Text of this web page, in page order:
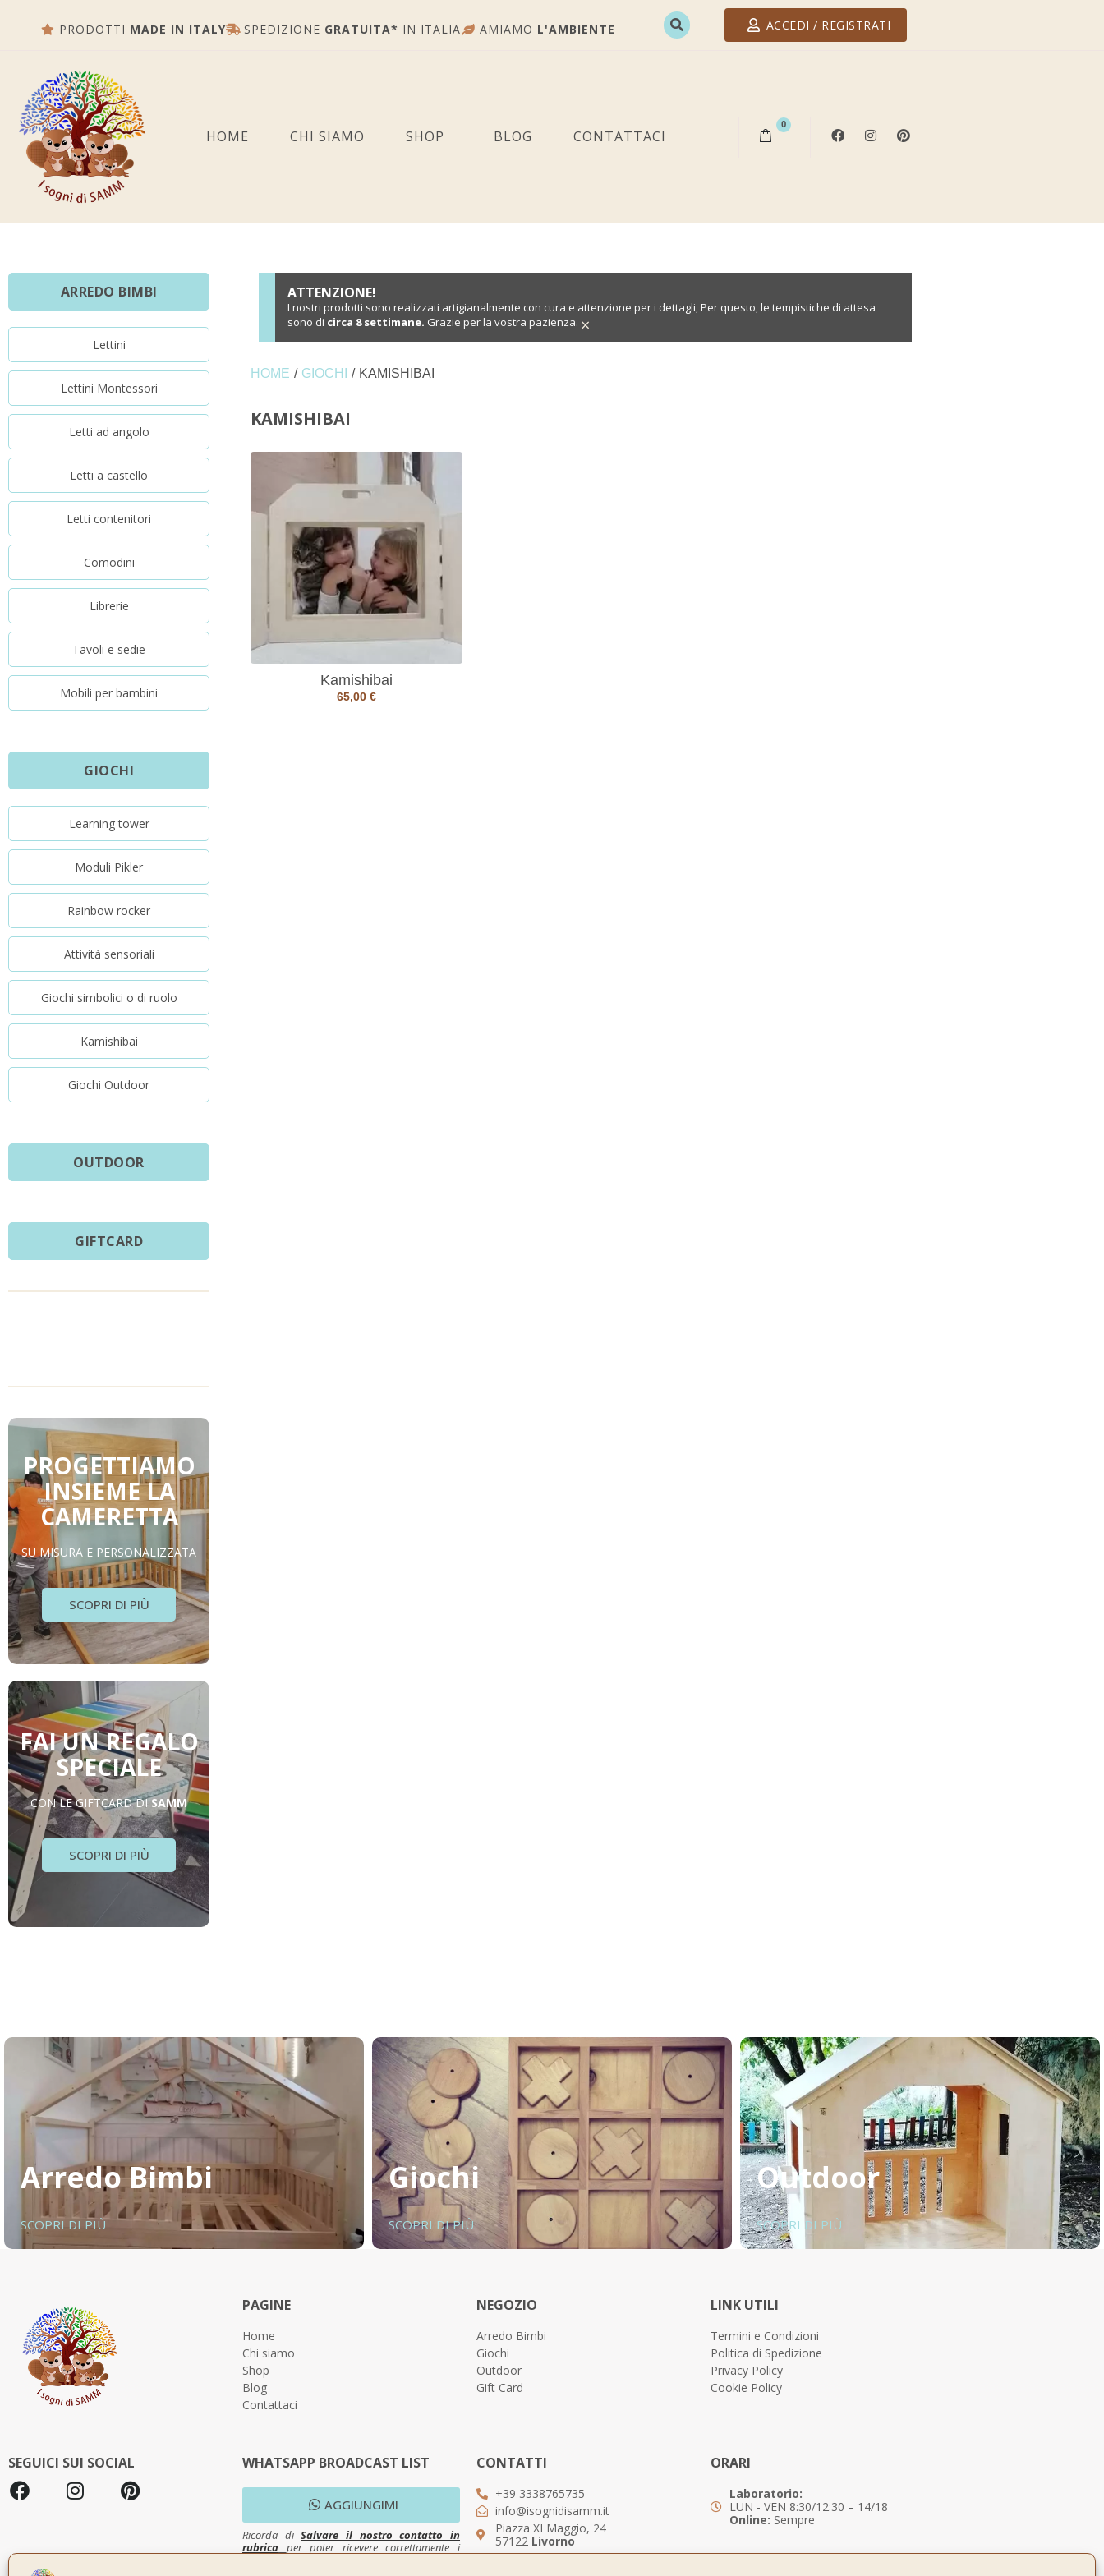
PRODOTTI MADE IN ITALY SPEDIZIONE GRATUITA* IN ITALIA AMIAMO L'AMBIENTE ACCEDI / REGISTRATI
HOME CHI SIAMO SHOP BLOG CONTATTACI
0
ARREDO BIMBI
Lettini
Lettini Montessori
Letti ad angolo
Letti a castello
Letti contenitori
Comodini
Librerie
Tavoli e sedie
Mobili per bambini
GIOCHI
Learning tower
Moduli Pikler
Rainbow rocker
Attività sensoriali
Giochi simbolici o di ruolo
Kamishibai
Giochi Outdoor
OUTDOOR
GIFTCARD
PROGETTIAMO
INSIEME LA
CAMERETTA
SU MISURA E PERSONALIZZATA
SCOPRI DI PIÙ
FAI UN REGALO
SPECIALE
CON LE GIFTCARD DISAMM
SCOPRI DI PIÙ
ATTENZIONE!
I nostri prodotti sono realizzati artigianalmente con cura e attenzione per i dettagli, Per questo, le tempistiche di attesa
sono di circa 8 settimane. Grazie per la vostra pazienza. ×
HOME / GIOCHI / KAMISHIBAI
KAMISHIBAI
Kamishibai
65,00€
Arredo Bimbi
SCOPRI DI PIÙ
Giochi
SCOPRI DI PIÙ
Outdoor
SCOPRI DI PIÙ
PAGINE
Home
Chi siamo
Shop
Blog
Contattaci
NEGOZIO
Arredo Bimbi
Giochi
Outdoor
Gift Card
LINK UTILI
Termini e Condizioni
Politica di Spedizione
Privacy Policy
Cookie Policy
SEGUICI SUI SOCIAL WHATSAPP BROADCAST LIST
AGGIUNGIMI
Ricorda diSalvare il nostro contatto in
rubrica per poter ricevere correttamente i
CONTATTI
+39 3338765735
info@isognidisamm.it
Piazza XI Maggio, 24
57122 Livorno
ORARI
Laboratorio:
LUN - VEN 8:30/12:30 – 14/18
Online: Sempre